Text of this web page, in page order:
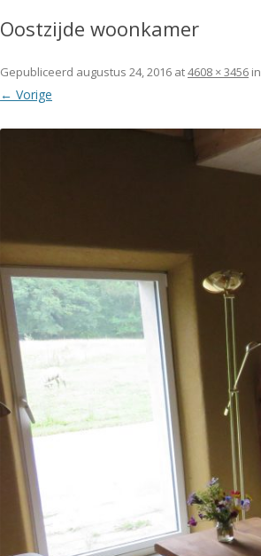
Oostzijde woonkamer
Gepubliceerd augustus 24, 2016 at4608 × 3456 in
← Vorige